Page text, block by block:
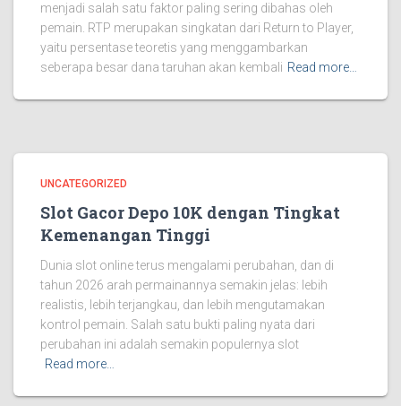
menjadi salah satu faktor paling sering dibahas oleh
pemain. RTP merupakan singkatan dari Return to Player,
yaitu persentase teoretis yang menggambarkan
seberapa besar dana taruhan akan kembali Read more…
UNCATEGORIZED
Slot Gacor Depo 10K dengan Tingkat
Kemenangan Tinggi
Dunia slot online terus mengalami perubahan, dan di
tahun 2026 arah permainannya semakin jelas: lebih
realistis, lebih terjangkau, dan lebih mengutamakan
kontrol pemain. Salah satu bukti paling nyata dari
perubahan ini adalah semakin populernya slot
Read more…